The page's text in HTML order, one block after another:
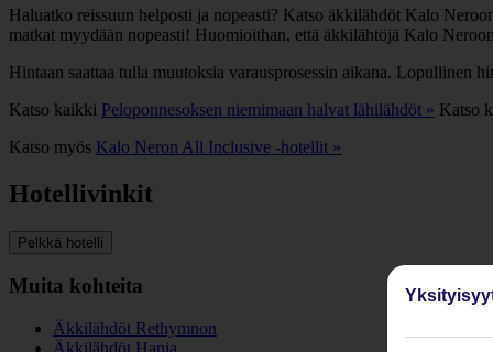
Haluatko reissuun helposti ja nopeasti? Katso äkkilähdöt Kalo
matkat myydään nopeasti! Huomioithan, että äkkilähtöjä Kalo
Hintaan saattaa tulla muutoksia varausprosessin aikana. Lopullinen
Katso kaikki Peloponnesoksen niemimaan halvat lähilähdöt » Katso
Katso myös Kalo Neron All Inclusive -hotellit »
Hotellivinkit
Pelkkä hotelli
Muita kohteita
Äkkilähdöt Rethymnon